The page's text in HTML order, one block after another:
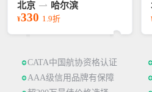
北京 哈尔滨
¥330 1.9折
CATA中国航协资格认证
AAA级信用品牌有保障